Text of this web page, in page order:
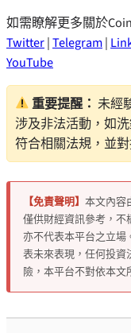
如需瞭解更多關於
Twitter|Telegram|
YouTube
重要提醒： 未經
涉及非法活動，如
符合相關法規，並
【免責聲明】 本文內容
僅供財經資訊參考，不
亦不代表本平台之立場
表未來表現，任何投資
險，本平台不對依本文